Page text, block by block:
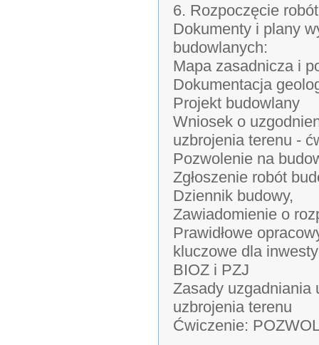
6. Rozpoczęcie
Dokumenty i plany
budowlanych:
Mapa zasadnicza i
Dokumentacja
Projekt budowlany
Wniosek o
uzbrojenia terenu -
Pozwolenie na
Zgłoszenie robót
Dziennik budowy,
Zawiadomienie o
Prawidłowe
kluczowe dla
BIOZ i PZJ
Zasady uzgadniania
uzbrojenia terenu
Ćwiczenie: